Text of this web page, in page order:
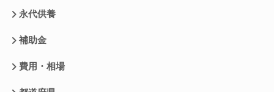
永代供養
補助金
費用・相場